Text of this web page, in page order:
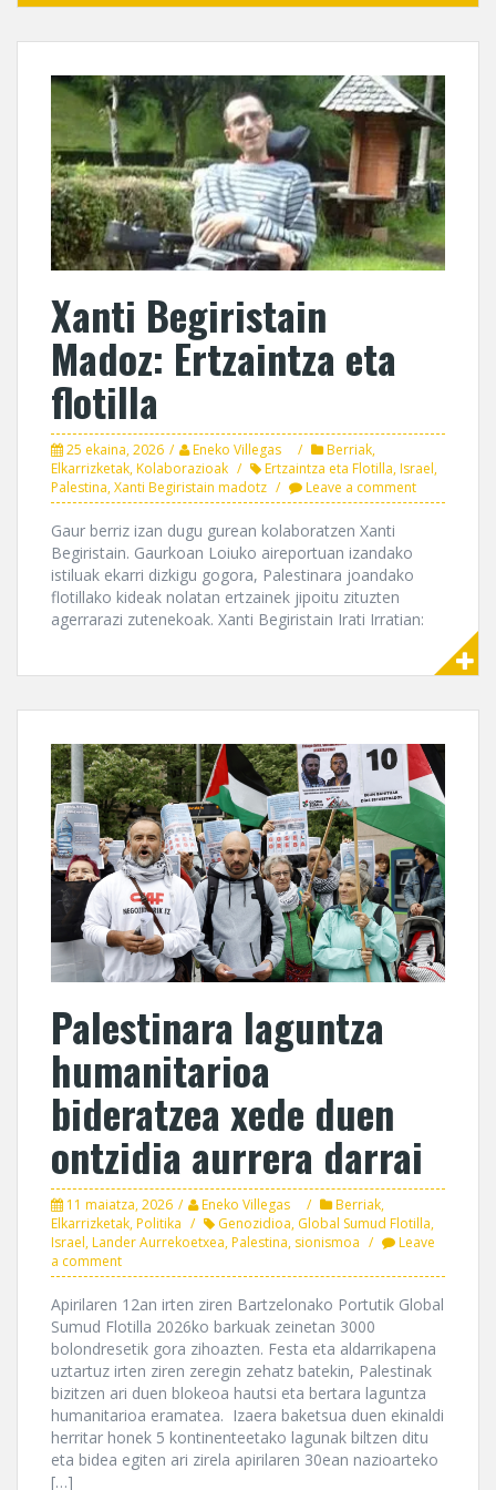
Xanti Begiristain
Madoz: Ertzaintza eta
flotilla
25 ekaina, 2026 Eneko Villegas Berriak,
Elkarrizketak,Kolaborazioak Ertzaintza eta Flotilla,Israel,
Palestina,Xanti Begiristain madotz Leave a comment
Gaur berriz izan dugu gurean kolaboratzen Xanti
Begiristain. Gaurkoan Loiuko aireportuan izandako
istiluak ekarri dizkigu gogora, Palestinara joandako
flotillako kideak nolatan ertzainek jipoitu zituzten
agerrarazi zutenekoak. Xanti Begiristain Irati Irratian:
Palestinara laguntza
humanitarioa
bideratzea xede duen
ontzidia aurrera darrai
11 maiatza, 2026 Eneko Villegas Berriak,
Elkarrizketak,Politika Genozidioa, Global Sumud Flotilla,
Israel,Lander Aurrekoetxea,Palestina, sionismoa
Leave
a comment
Apirilaren 12an irten ziren Bartzelonako Portutik Global
Sumud Flotilla 2026ko barkuak zeinetan 3000
bolondresetik gora zihoazten. Festa eta aldarrikapena
uztartuz irten ziren zeregin zehatz batekin, Palestinak
bizitzen ari duen blokeoa hautsi eta bertara laguntza
humanitarioa eramatea. Izaera baketsua duen ekinaldi
herritar honek 5 kontinenteetako lagunak biltzen ditu
eta bidea egiten ari zirela apirilaren 30ean nazioarteko
[…]